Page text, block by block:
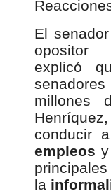
El senador
opositor
explicó
millones
conducir
empleos
la